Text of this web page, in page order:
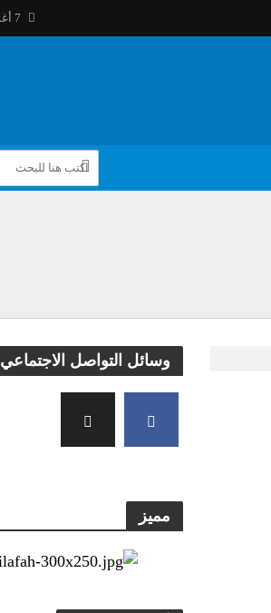
7 أغسطس، 2026
وسائل التواصل الاجتماعي
مميز